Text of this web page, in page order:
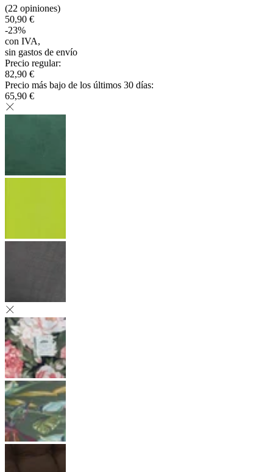
(22 opiniones)
50,90 €
-23%
con IVA,
sin gastos de envío
Precio regular:
82,90 €
Precio más bajo de los últimos 30 días:
65,90 €